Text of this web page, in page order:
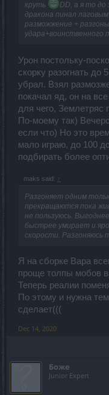
круть
DD, а я то до
дракона пинал
разможжение +
удара+воинственного
Урон постольку-
скорку разогнать до
убрал. Взял
покачал яд, он на
для чего, Землетряс
По-моему так)
если что) Но это
мало играю, до 100
подбирать более
maks said: ↑
Разгоняет одним
прекращаются пока
не пользуюсь.
быстрее умирает и
скорости. Разгоняюсь
Я на сборке Вара
проще толпы мобов
Теперь реалии
По этому и нужна
сделает(((
Dec 14, 2020
Боже
Junior Expert